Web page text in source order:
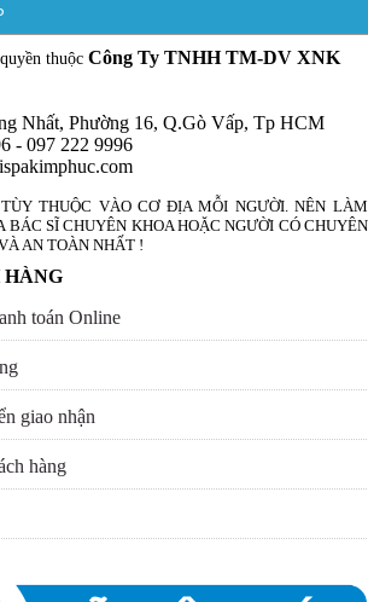
thuộcCông Ty TNHH TM-DV XNK
Nhất, Phường 16, Q.Gò Vấp, Tp HCM
- 097 222 9996
THUỘC VÀO CƠ ĐỊA MỖI NGƯỜI. NÊN LÀM
BÁC SĨ CHUYÊN KHOA HOẶC NGƯỜI CÓ CHUYÊN
AN TOÀN NHẤT !
toán Online
giao nhận
hàng